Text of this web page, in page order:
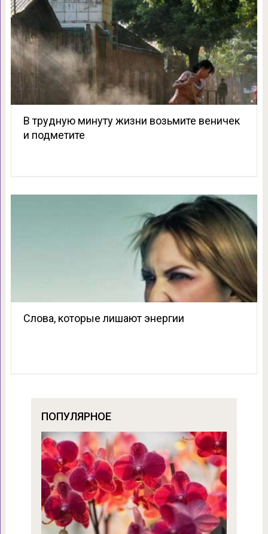
В трудную минуту жизни возьмите веничек
и подметите
Слова, которые лишают энергии
ПОПУЛЯРНОЕ